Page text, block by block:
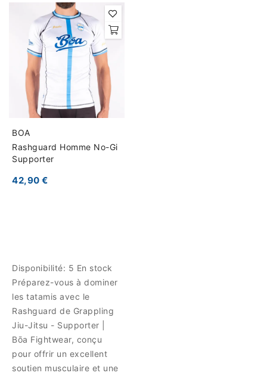
BOA
Rashguard Homme No-Gi
Supporter
42,90 €
Disponibilité: 5 En stock
Préparez-vous à dominer
les tatamis avec le
Rashguard de Grappling
Jiu-Jitsu - Supporter |
Bōa Fightwear, conçu
pour offrir un excellent
soutien musculaire et une